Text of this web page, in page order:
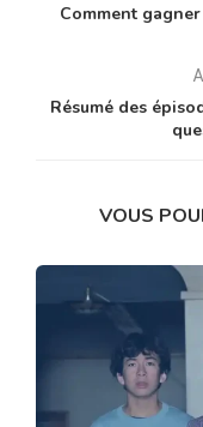
Comment
Résumé des
VOUS